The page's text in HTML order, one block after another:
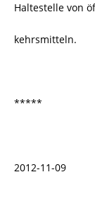
Haltestelle von
kehrsmitteln.
*****
2012-11-09